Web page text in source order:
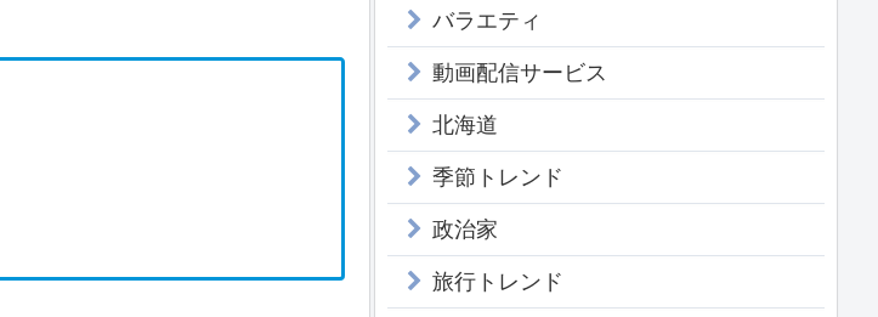
バラエティ
動画配信サービス
北海道
季節トレンド
政治家
旅行トレンド